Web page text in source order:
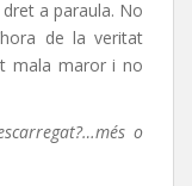
a paraula. No
de la veritat
mala maror i no
o